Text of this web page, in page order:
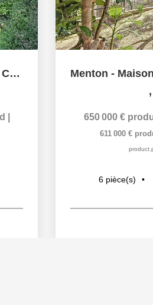
Maison Menton 3 pièces 78.64 m2 - Cadre idylique et...
,
650 000 €
611 000 €
6 pièce(s)